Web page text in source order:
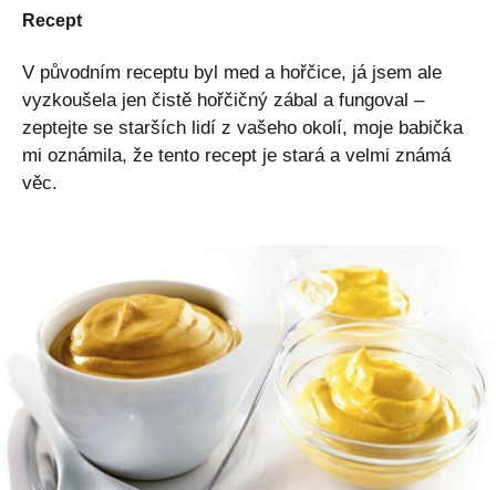
Recept
V původním receptu byl med a hořčice, já jsem ale
vyzkoušela jen čistě hořčičný zábal a fungoval –
zeptejte se starších lidí z vašeho okolí, moje babička
mi oznámila, že tento recept je stará a velmi známá
věc.